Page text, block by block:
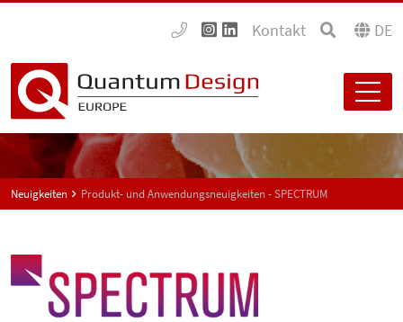
Kontakt DE
Neuigkeiten Produkt- und Anwendungsneuigkeiten - SPECTRUM